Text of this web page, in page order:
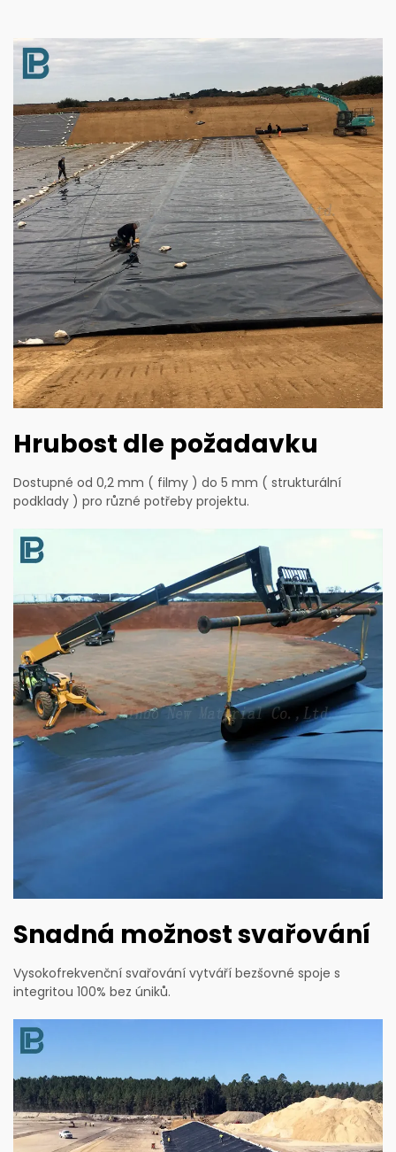
Hrubost dle požadavku
Dostupné od 0,2 mm ( filmy ) do 5 mm ( strukturální
podklady ) pro různé potřeby projektu.
Snadná možnost svařování
Vysokofrekvenční svařování vytváří bezšovné spoje s
integritou 100% bez úniků.